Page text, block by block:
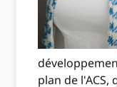
plan de